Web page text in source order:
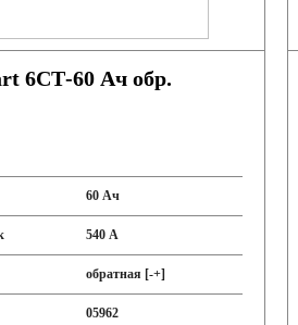
6СТ-60 Ач обр.
60 Ач
540 А
обратная [-+]
05962